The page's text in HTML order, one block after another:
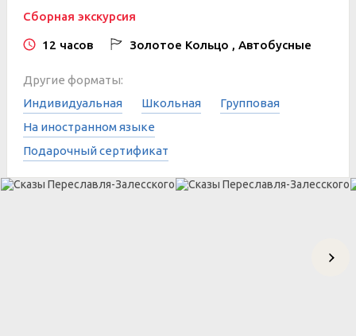
Сборная экскурсия
12 часов Золотое Кольцо , Автобусные
Другие форматы:
Индивидуальная
Школьная
Групповая
На иностранном языке
Подарочный сертификат